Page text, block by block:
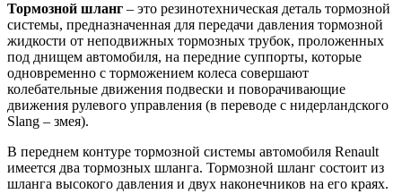
Тормозной шланг – это резинотехническая деталь тормозной
системы, предназначенная для передачи давления тормозной
жидкости от неподвижных тормозных трубок, проложенных
под днищем автомобиля, на передние суппорты, которые
одновременно с торможением колеса совершают
колебательные движения подвески и поворачивающие
движения рулевого управления (в переводе с нидерландского
Slang – змея).
В переднем контуре тормозной системы автомобиля Renault
имеется два тормозных шланга. Тормозной шланг состоит из
шланга высокого давления и двух наконечников на его краях.